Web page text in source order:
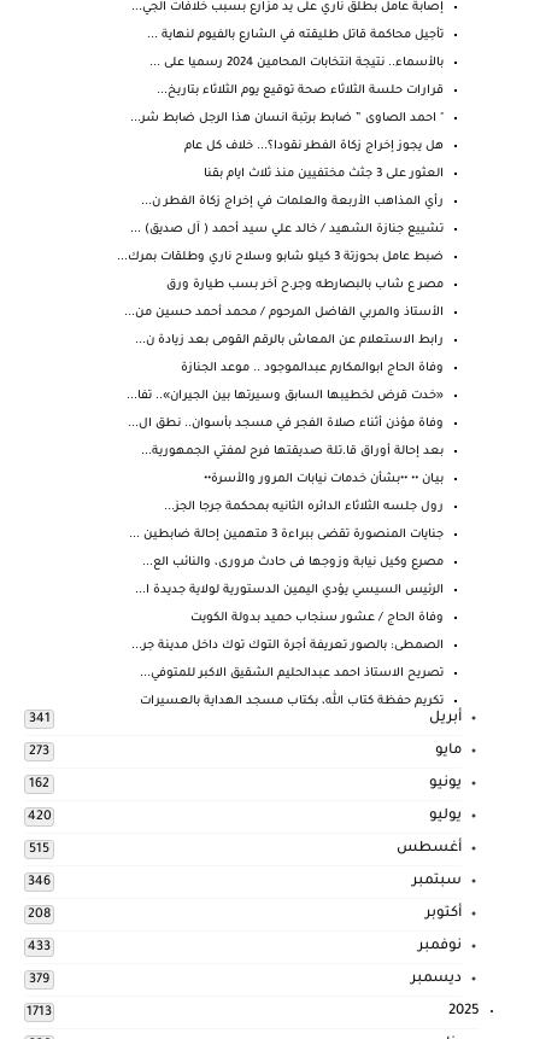
إصابة عامل بطلق ناري على يد مزارع بسبب خلافات الجي...
تأجيل محاكمة قاتل طليقته في الشارع بالفيوم لنهاية ...
بالأسماء.. نتيجة انتخابات المحامين 2024 رسميا على ...
قرارات حلسة الثلاثاء صحة توقيع يوم الثلاثاء بتاريخ...
" احمد الصاوى ” ضابط برتبة انسان هذا الرجل ضابط شر...
هل يجوز إخراج زكاة الفطر نقودا؟... خلاف كل عام
العثور على 3 جثث مختفيين منذ ثلاث ايام بقنا
رأي المذاهب الأربعة والعلمات في إخراج زكاة الفطر ن...
تشييع جنازة الشهيد / خالد علي سيد أحمد ( آل صديق) ...
ضبط عامل بحوزتة 3 كيلو شابو وسلاح ناري وطلقات بمرك...
مصر ع شاب بالبصارطه وجر.ح آخر بسب طيارة ورق
الأستاذ والمربي الفاضل المرحوم / محمد أحمد حسين من...
رابط الاستعلام عن المعاش بالرقم القومى بعد زيادة ن...
وفاة الحاج ابوالمكارم عبدالموجود .. موعد الجنازة
«خدت قرض لخطيبها السابق وسيرتها بين الجيران».. تفا...
وفاة مؤذن أثناء صلاة الفجر في مسجد بأسوان.. نطق ال...
بعد إحالة أوراق قا.تلة صديقتها فرح لمفتي الجمهورية...
بيـان •• ••بشأن خدمات نيابات المرور والأسرة••
رول جلسه الثلاثاء الدائره الثانيه بمحكمة جرجا الجز...
جنايات المنصورة تقضى ببراءة 3 متهمين إحالة ضابطين ...
مصرع وكيل نيابة وزوجها فى حادث مرورى، والنائب الع...
الرئيس السيسي يؤدي اليمين الدستورية لولاية جديدة ا...
وفاة الحاج / عشور سنجاب حميد بدولة الكويت
الصمطى: بالصور تعريفة أجرة التوك توك داخل مدينة جر...
تصريح الاستاذ احمد عبدالحليم الشقيق الاكبر للمتوفي...
تكريم حفظة كتاب الله، بكتاب مسجد الهداية بالعسيرات
أبريل 341
مايو 273
يونيو 162
يوليو 420
أغسطس 515
سبتمبر 346
أكتوبر 208
نوفمبر 433
ديسمبر 379
2025
1713